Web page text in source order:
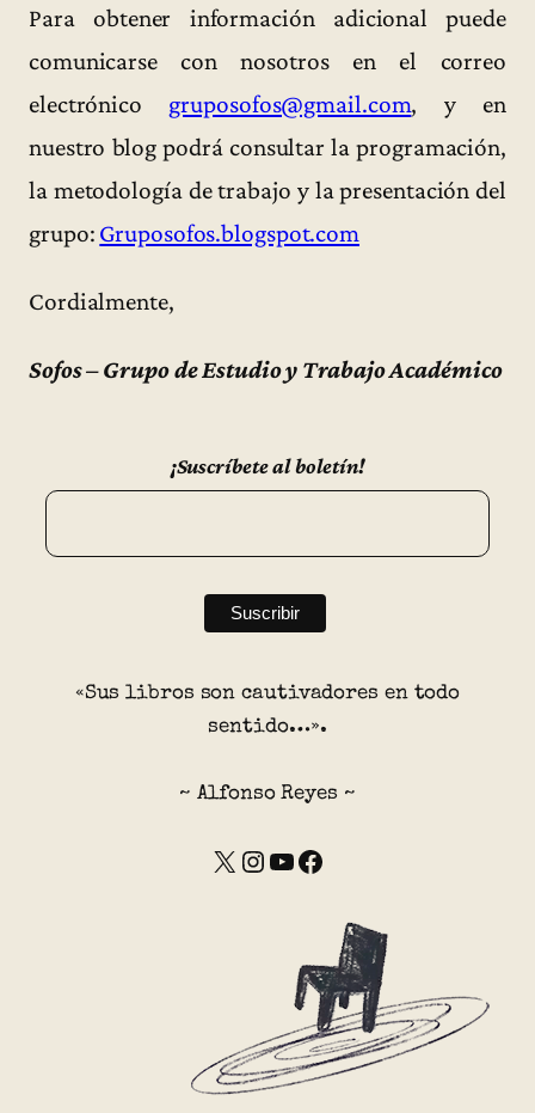
Para obtener información adicional puede
comunicarse con nosotros en el correo
electrónico gruposofos@gmail.com, y en
nuestro blog podrá consultar la programación,
la metodología de trabajo y la presentación del
grupo: Gruposofos.blogspot.com
Cordialmente,
Sofos – Grupo de Estudio y Trabajo Académico
¡Suscríbete al boletín!
«Sus libros son cautivadores en todo
sentido…».
~ Alfonso Reyes ~
X Instagram YouTube Facebook